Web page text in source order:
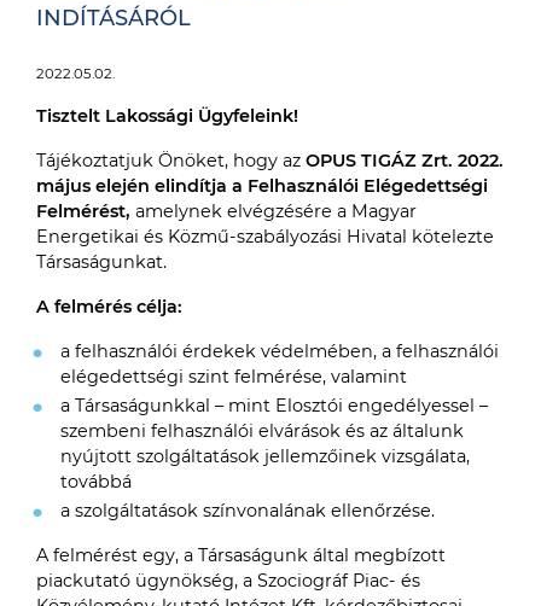
INDÍTÁSÁRÓL
2022.05.02.
Tisztelt Lakossági Ügyfeleink!
Tájékoztatjuk Önöket, hogy az OPUS TIGÁZ Zrt. 2022.
május elején elindítja a Felhasználói Elégedettségi
Felmérést, amelynek elvégzésére a Magyar
Energetikai és Közmű-szabályozási Hivatal kötelezte
Társaságunkat.
A felmérés célja:
a felhasználói érdekek védelmében, a felhasználói
elégedettségi szint felmérése, valamint
a Társaságunkkal – mint Elosztói engedélyessel –
szembeni felhasználói elvárások és az általunk
nyújtott szolgáltatások jellemzőinek vizsgálata,
továbbá
a szolgáltatások színvonalának ellenőrzése.
A felmérést egy, a Társaságunk által megbízott
piackutató ügynökség, a Szociográf Piac- és